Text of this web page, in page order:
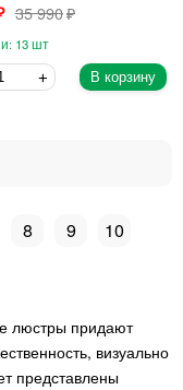
35 990
13
В корзину
8 9
10
люстры придают
визуально
представлены